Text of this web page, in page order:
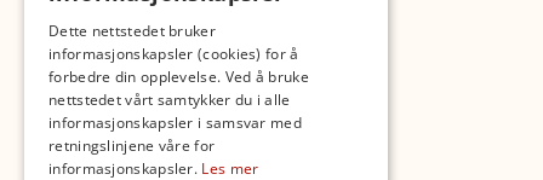
Dette nettstedet bruker
informasjonskapsler (cookies) for å
forbedre din opplevelse. Ved å bruke
nettstedet vårt samtykker du i alle
informasjonskapsler i samsvar med
retningslinjene våre for
informasjonskapsler. Les mer